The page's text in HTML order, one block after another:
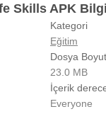
Skills APK
Kategori
Eğitim
Dosya
23.0 MB
İçerik
Everyone